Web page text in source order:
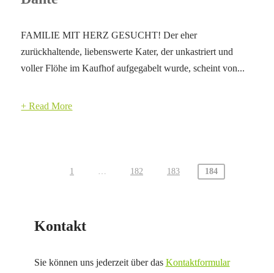
FAMILIE MIT HERZ GESUCHT! Der eher
zurückhaltende, liebenswerte Kater, der unkastriert und
voller Flöhe im Kaufhof aufgegabelt wurde, scheint von...
+ Read More
Seitennummerierung
Beiträge
1 … 182 183 184
Kontakt
Sie können uns jederzeit über das Kontaktformular